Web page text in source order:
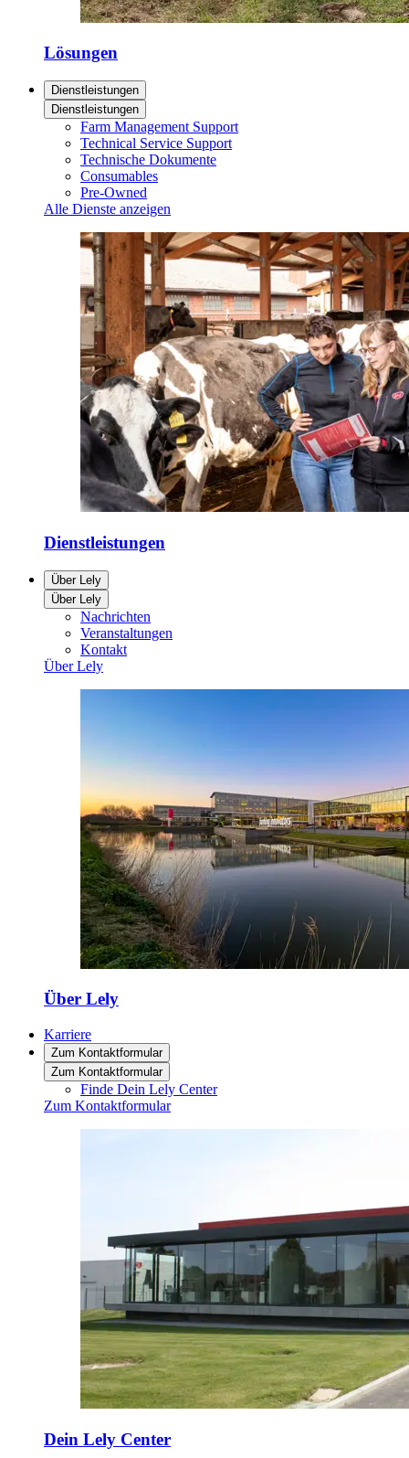
Lösungen
Dienstleistungen
Dienstleistungen
Farm Management Support
Technical Service Support
Technische Dokumente
Consumables
Pre-Owned
Alle Dienste anzeigen
Dienstleistungen
Über Lely
Über Lely
Nachrichten
Veranstaltungen
Kontakt
Über Lely
Über Lely
Karriere
Zum Kontaktformular
Zum Kontaktformular
Finde Dein Lely Center
Zum Kontaktformular
Dein Lely Center